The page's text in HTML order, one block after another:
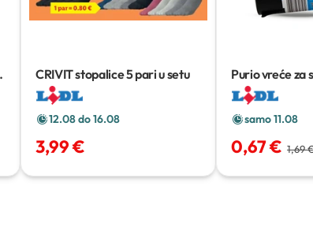
CRIVIT stopalice5 pari u setu
12.08 do 16.08
3,99 €
Purio vreće za
samo 11.08
0,67 € 1,69